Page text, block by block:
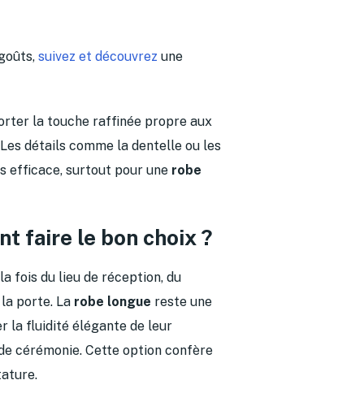
suivez et découvrez une
la touche raffinée propre aux
détails comme la dentelle ou les
efficace, surtout pour une robe
faire le bon choix ?
fois du lieu de réception, du
porte. La robe longue reste une
la fluidité élégante de leur
cérémonie. Cette option confère